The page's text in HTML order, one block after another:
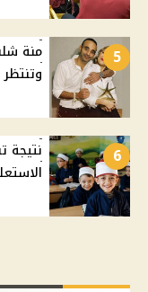
5
منة
6
نتيجة